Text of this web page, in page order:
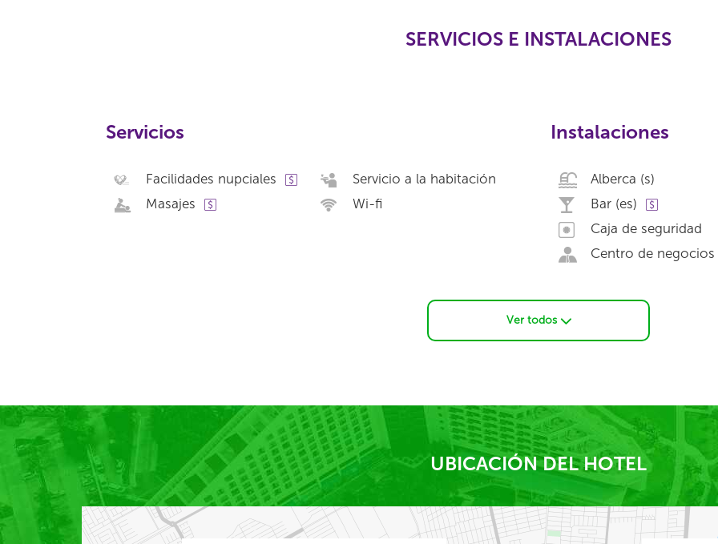
SERVICIOS E INSTALACIONES
Servicios
Facilidades nupciales
Masajes
Servicio a la habitación
Wi-fi
Instalaciones
Alberca (s)
Bar (es)
Caja de seguridad
Centro de negocios
Ver todos
UBICACIÓN DEL HOTEL